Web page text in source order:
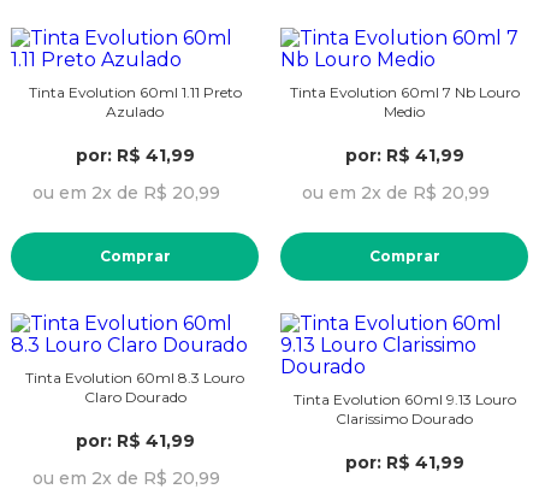
Tinta Evolution 60ml 1.11 Preto
Azulado
por: R$ 41,99
ou em 2x de R$ 20,99
Comprar
Tinta Evolution 60ml 7 Nb Louro
Medio
por: R$ 41,99
ou em 2x de R$ 20,99
Comprar
Tinta Evolution 60ml 8.3 Louro
Claro Dourado
por: R$ 41,99
ou em 2x de R$ 20,99
Tinta Evolution 60ml 9.13 Louro
Clarissimo Dourado
por: R$ 41,99